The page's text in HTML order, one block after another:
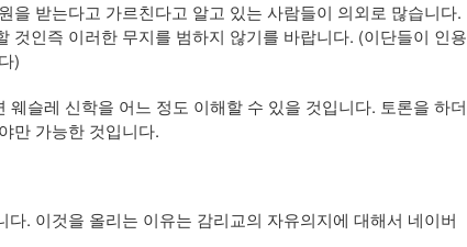
을 받는다고 가르친다고 알고 있는 사람들이 의외로 많습니다.
것인즉 이러한 무지를 범하지 않기를 바랍니다. (이단들이 인용
)
슬레 신학을 어느 정도 이해할 수 있을 것입니다. 토론을 하더
만 가능한 것입니다.
. 이것을 올리는 이유는 감리교의 자유의지에 대해서 네이버